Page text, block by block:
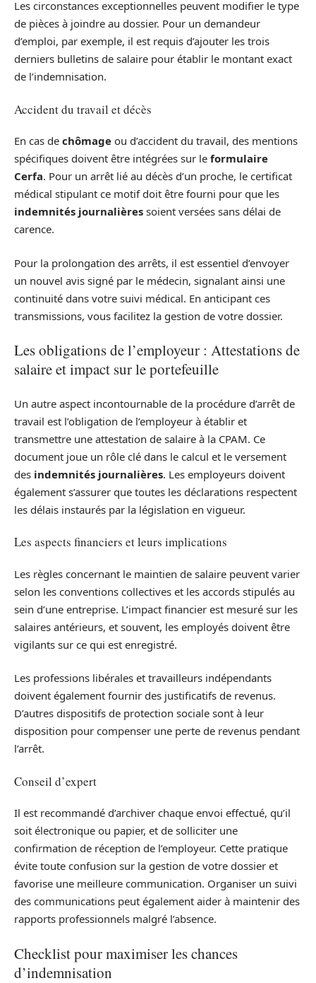
Les circonstances exceptionnelles peuvent modifier le type
de pièces à joindre au dossier. Pour un demandeur
d’emploi, par exemple, il est requis d’ajouter les trois
derniers bulletins de salaire pour établir le montant exact
de l’indemnisation.
Accident du travail et décès
En cas de chômage ou d’accident du travail, des mentions
spécifiques doivent être intégrées sur le formulaire
Cerfa. Pour un arrêt lié au décès d’un proche, le certificat
médical stipulant ce motif doit être fourni pour que les
indemnités journalières soient versées sans délai de
carence.
Pour la prolongation des arrêts, il est essentiel d’envoyer
un nouvel avis signé par le médecin, signalant ainsi une
continuité dans votre suivi médical. En anticipant ces
transmissions, vous facilitez la gestion de votre dossier.
Les obligations de l’employeur : Attestations de
salaire et impact sur le portefeuille
Un autre aspect incontournable de la procédure d’arrêt de
travail est l’obligation de l’employeur à établir et
transmettre une attestation de salaire à la CPAM. Ce
document joue un rôle clé dans le calcul et le versement
des indemnités journalières. Les employeurs doivent
également s’assurer que toutes les déclarations respectent
les délais instaurés par la législation en vigueur.
Les aspects financiers et leurs implications
Les règles concernant le maintien de salaire peuvent varier
selon les conventions collectives et les accords stipulés au
sein d’une entreprise. L’impact financier est mesuré sur les
salaires antérieurs, et souvent, les employés doivent être
vigilants sur ce qui est enregistré.
Les professions libérales et travailleurs indépendants
doivent également fournir des justificatifs de revenus.
D’autres dispositifs de protection sociale sont à leur
disposition pour compenser une perte de revenus pendant
l’arrêt.
Conseil d’expert
Il est recommandé d’archiver chaque envoi effectué, qu’il
soit électronique ou papier, et de solliciter une
confirmation de réception de l’employeur. Cette pratique
évite toute confusion sur la gestion de votre dossier et
favorise une meilleure communication. Organiser un suivi
des communications peut également aider à maintenir des
rapports professionnels malgré l’absence.
Checklist pour maximiser les chances
d’indemnisation